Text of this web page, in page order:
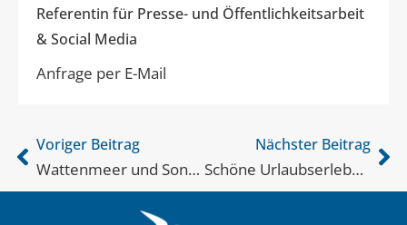
Referentin für Presse- und Öffentlichkeitsarbeit
& Social Media
Anfrage per E-Mail
Voriger Beitrag
Wattenmeer und Sonnenschein
Nächster Beitrag
Schöne Urlaubserlebnisse…